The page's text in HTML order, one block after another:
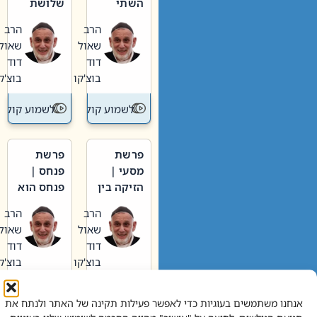
אנחנו משתמשים בעוגיות כדי לאפשר פעילות תקינה של האתר ולנתח את
וערב של
חיינו
הרב
שאול
דוד
בוצ'קו
לשמוע קול תורה – מדרש
האבות
הרב
שאול
דוד
בוצ'קו
לשמוע קול
פרשת
מסעי |
הזיקה בין
הגדול לעם הרב
שאול
דוד
בוצ'קו
לשמוע קול תורה – מדרש
פרשת
פנחס |
פנחס הוא
אליהו: בין
קנאות
הורסת
לקנאות
בונה
הרב
שאול
דוד
בוצ'קו
לשמוע קול